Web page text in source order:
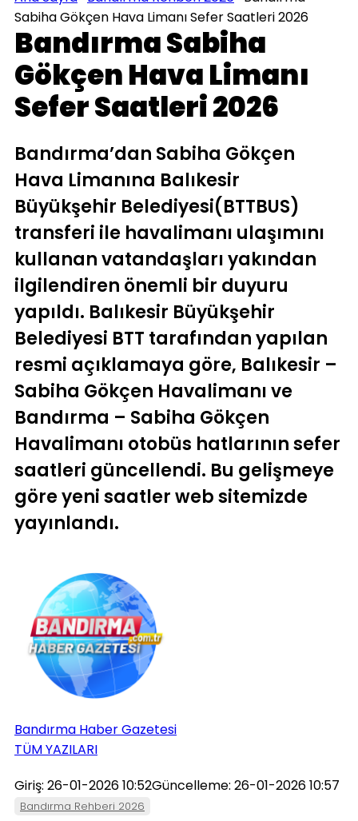
Sabiha Gökçen Hava Limanı Sefer Saatleri 2026
Bandırma Sabiha
Gökçen Hava Limanı
Sefer Saatleri 2026
Bandırma’dan Sabiha Gökçen
Hava Limanına Balıkesir
Büyükşehir Belediyesi(BTTBUS)
transferi ile havalimanı ulaşımını
kullanan vatandaşları yakından
ilgilendiren önemli bir duyuru
yapıldı. Balıkesir Büyükşehir
Belediyesi BTT tarafından yapılan
resmi açıklamaya göre, Balıkesir –
Sabiha Gökçen Havalimanı ve
Bandırma – Sabiha Gökçen
Havalimanı otobüs hatlarının sefer
saatleri güncellendi. Bu gelişmeye
göre yeni saatler web sitemizde
yayınlandı.
Bandırma Haber Gazetesi
TÜM YAZILARI
Giriş: 26-01-2026 10:52Güncelleme: 26-01-2026 10:57
Bandırma Rehberi 2026